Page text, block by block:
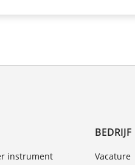
instrument
BEDRIJF
Vacature